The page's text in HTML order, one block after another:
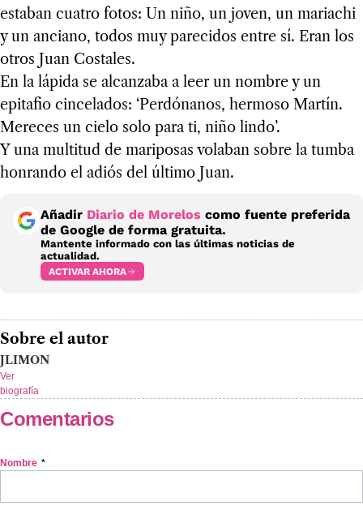
estaban cuatro fotos: Un niño, un joven, un mariachi
y un anciano, todos muy parecidos entre sí. Eran los
otros Juan Costales.
En la lápida se alcanzaba a leer un nombre y un
epitafio cincelados: ‘Perdónanos, hermoso Martín.
Mereces un cielo solo para ti, niño lindo’.
Y una multitud de mariposas volaban sobre la tumba
honrando el adiós del último Juan.
Añadir Diario de Morelos como fuente preferida
de Google de forma gratuita.
Mantente informado con las últimas noticias de
actualidad.
ACTIVAR AHORA
Sobre el autor
JLIMON
Ver
biografía
Comentarios
Nombre *